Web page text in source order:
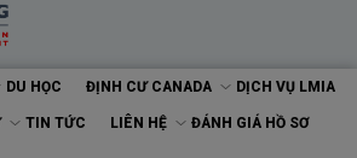
DU HỌC ĐỊNH CƯ CANADA DỊCH VỤ LMIA
TIN TỨC LIÊN HỆ ĐÁNH GIÁ HỒ SƠ